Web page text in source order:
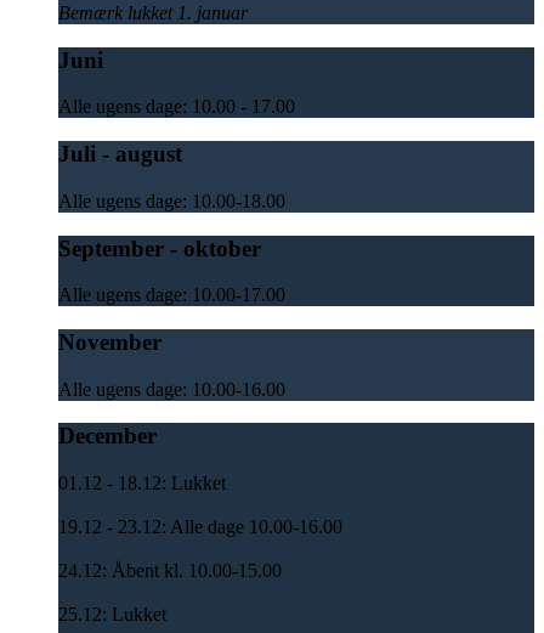
Bemærk lukket 1. januar
Juni
Alle ugens dage: 10.00 - 17.00
Juli - august
Alle ugens dage: 10.00-18.00
September - oktober
Alle ugens dage: 10.00-17.00
November
Alle ugens dage: 10.00-16.00
December
01.12 - 18.12: Lukket
19.12 - 23.12: Alle dage 10.00-16.00
24.12: Åbent kl. 10.00-15.00
25.12: Lukket